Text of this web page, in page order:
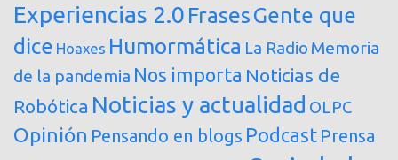
Experiencias 2.0 FrasesGente que
dice Hoaxes Humormática La Radio Memoria
de la pandemia Nos importa Noticias de
Robótica Noticias y actualidad OLPC
Opinión Pensando en blogs Podcast Prensa